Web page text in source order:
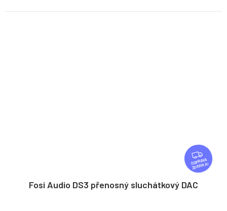
Z
D
A
ZDARMA
Fosi Audio DS3 přenosný sluchátkový DAC